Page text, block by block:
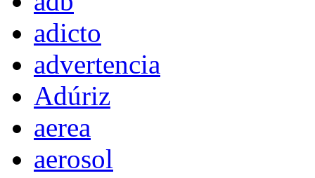
adicto
advertencia
Adúriz
aerea
aerosol